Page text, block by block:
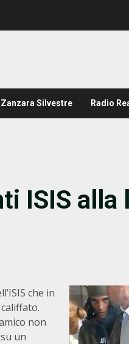
Zanzara Silvestre Radio
ISIS alla
che in
non
un